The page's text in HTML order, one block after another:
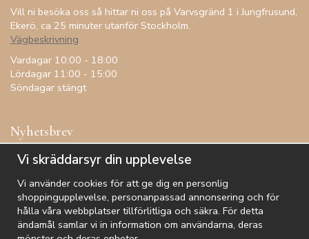
Vill ni besöka oss så hittar ni oss på Varvsgränd 1 i Jungfrusund,
Ekerö, ca 25 minuter utanför Stockholm.
Vägbeskrivning
Vardagar 10:00 - 18:00
Lördagar 11:00 - 15:00
Söndagar stängt
Nyhetsbrev
Få inspiration, förtur till kampanjer, specialerbjudanden och
De uppgifter du matar in kommer endast användas till våra nyhetsbrev.
Vi skräddarsyr din upplevelse
Vi använder cookies för att ge dig en personlig
shoppingupplevelse, personanpassad annonsering och för
hålla våra webbplatser tillförlitliga och säkra. För detta
ändamål samlar vi in information om användarna, deras